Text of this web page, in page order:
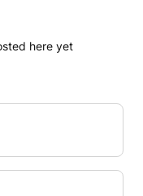
here yet